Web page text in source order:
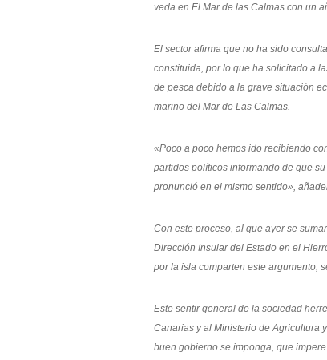
veda en El Mar de las Calmas con un
El sector afirma que no ha sido
constituida, por lo que ha solicitado a
de pesca debido a la grave situación
marino del Mar de Las Calmas.
«Poco a poco hemos ido recibiendo
partidos políticos informando de que
pronunció en el mismo sentido»,
Con este proceso, al que ayer se
Dirección Insular del Estado en el
por la isla comparten este argumento,
Este sentir general de la sociedad
Canarias y al Ministerio de Agricultura
buen gobierno se imponga, que